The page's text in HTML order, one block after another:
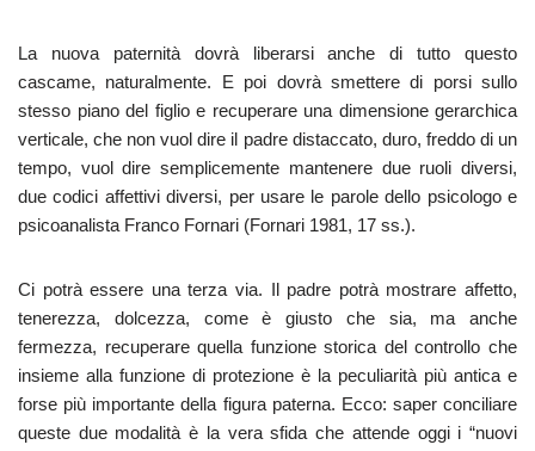
La nuova paternità dovrà liberarsi anche di tutto questo
cascame, naturalmente. E poi dovrà smettere di porsi sullo
stesso piano del figlio e recuperare una dimensione gerarchica
verticale, che non vuol dire il padre distaccato, duro, freddo di un
tempo, vuol dire semplicemente mantenere due ruoli diversi,
due codici affettivi diversi, per usare le parole dello psicologo e
psicoanalista Franco Fornari (Fornari 1981, 17 ss.).
Ci potrà essere una terza via. Il padre potrà mostrare affetto,
tenerezza, dolcezza, come è giusto che sia, ma anche
fermezza, recuperare quella funzione storica del controllo che
insieme alla funzione di protezione è la peculiarità più antica e
forse più importante della figura paterna. Ecco: saper conciliare
queste due modalità è la vera sfida che attende oggi i “nuovi